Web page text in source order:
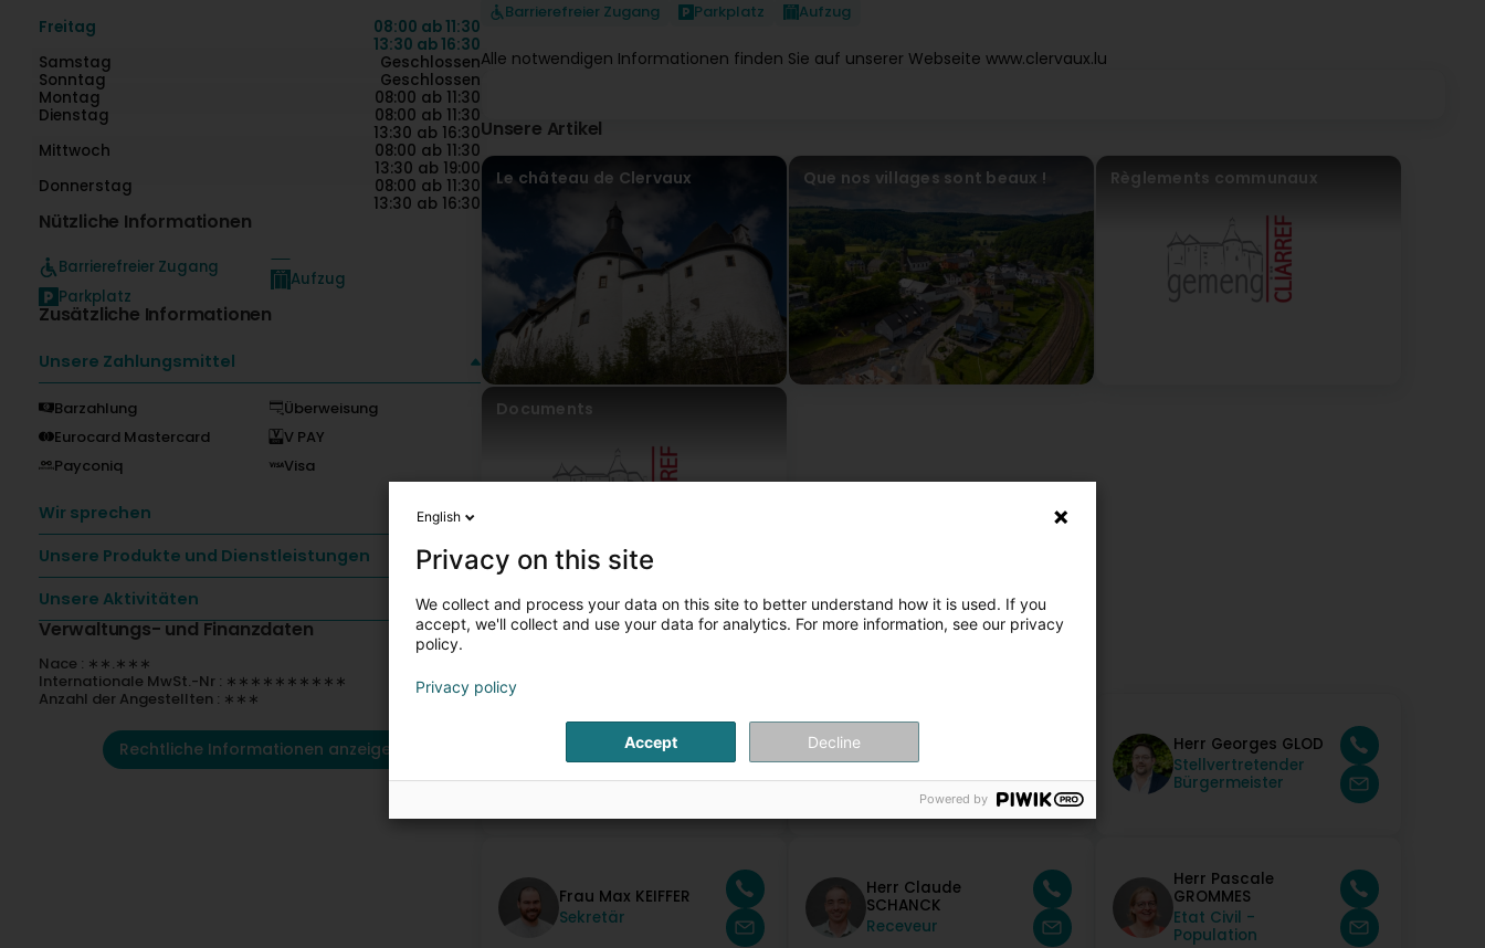
Freitag
08:00 ab 11:30
13:30 ab 16:30
Samstag
Geschlossen
Sonntag
Geschlossen
Montag
08:00 ab 11:30
Dienstag
08:00 ab 11:30
13:30 ab 16:30
Mittwoch
08:00 ab 11:30
13:30 ab 19:00
Donnerstag
08:00 ab 11:30
13:30 ab 16:30
Nützliche Informationen
Barrierefreier Zugang
Parkplatz
Aufzug
Zusätzliche Informationen
Unsere Zahlungsmittel
Barzahlung
Eurocard Mastercard
Payconiq
Überweisung
V PAY
Visa
Wir sprechen
Unsere Produkte und Dienstleistungen
Unsere Aktivitäten
Verwaltungs- und Finanzdaten
Nace : ∗∗.∗∗∗
Internationale MwSt.-Nr : ∗∗∗∗∗∗∗∗∗∗
Anzahl der Angestellten : ∗∗∗
Rechtliche Informationen anzeigen
Barrierefreier Zugang Parkplatz Aufzug
Alle notwendigen Informationen finden Sie auf unserer Webseite www.clervaux.lu
Unsere Artikel
Le château de Clervaux Que nos villages sont beaux ! Règlements communaux
Documents
Herr Georges KEIPES
Stellvertretender
Bürgermeister
Herr Georges GLOD
Stellvertretender
Bürgermeister
Frau Max KEIFFER
Sekretär
Herr Claude
SCHANCK
Receveur
Herr Pascale
GROMMES
Etat Civil -
Population
English
Privacy on this site
We collect and process your data on this site to better understand how it is used. If you
accept, we'll collect and use your data for analytics. For more information, see our privacy
policy.
Privacy policy
Accept Decline
Powered by